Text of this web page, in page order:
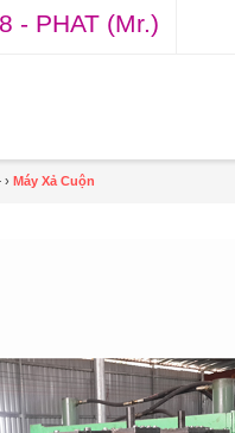
- PHAT (Mr.)
Máy Xả Cuộn